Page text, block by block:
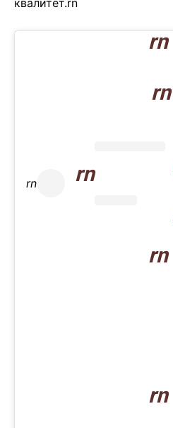
квалитет.rn
rn
rn
rn rn
rn
rn